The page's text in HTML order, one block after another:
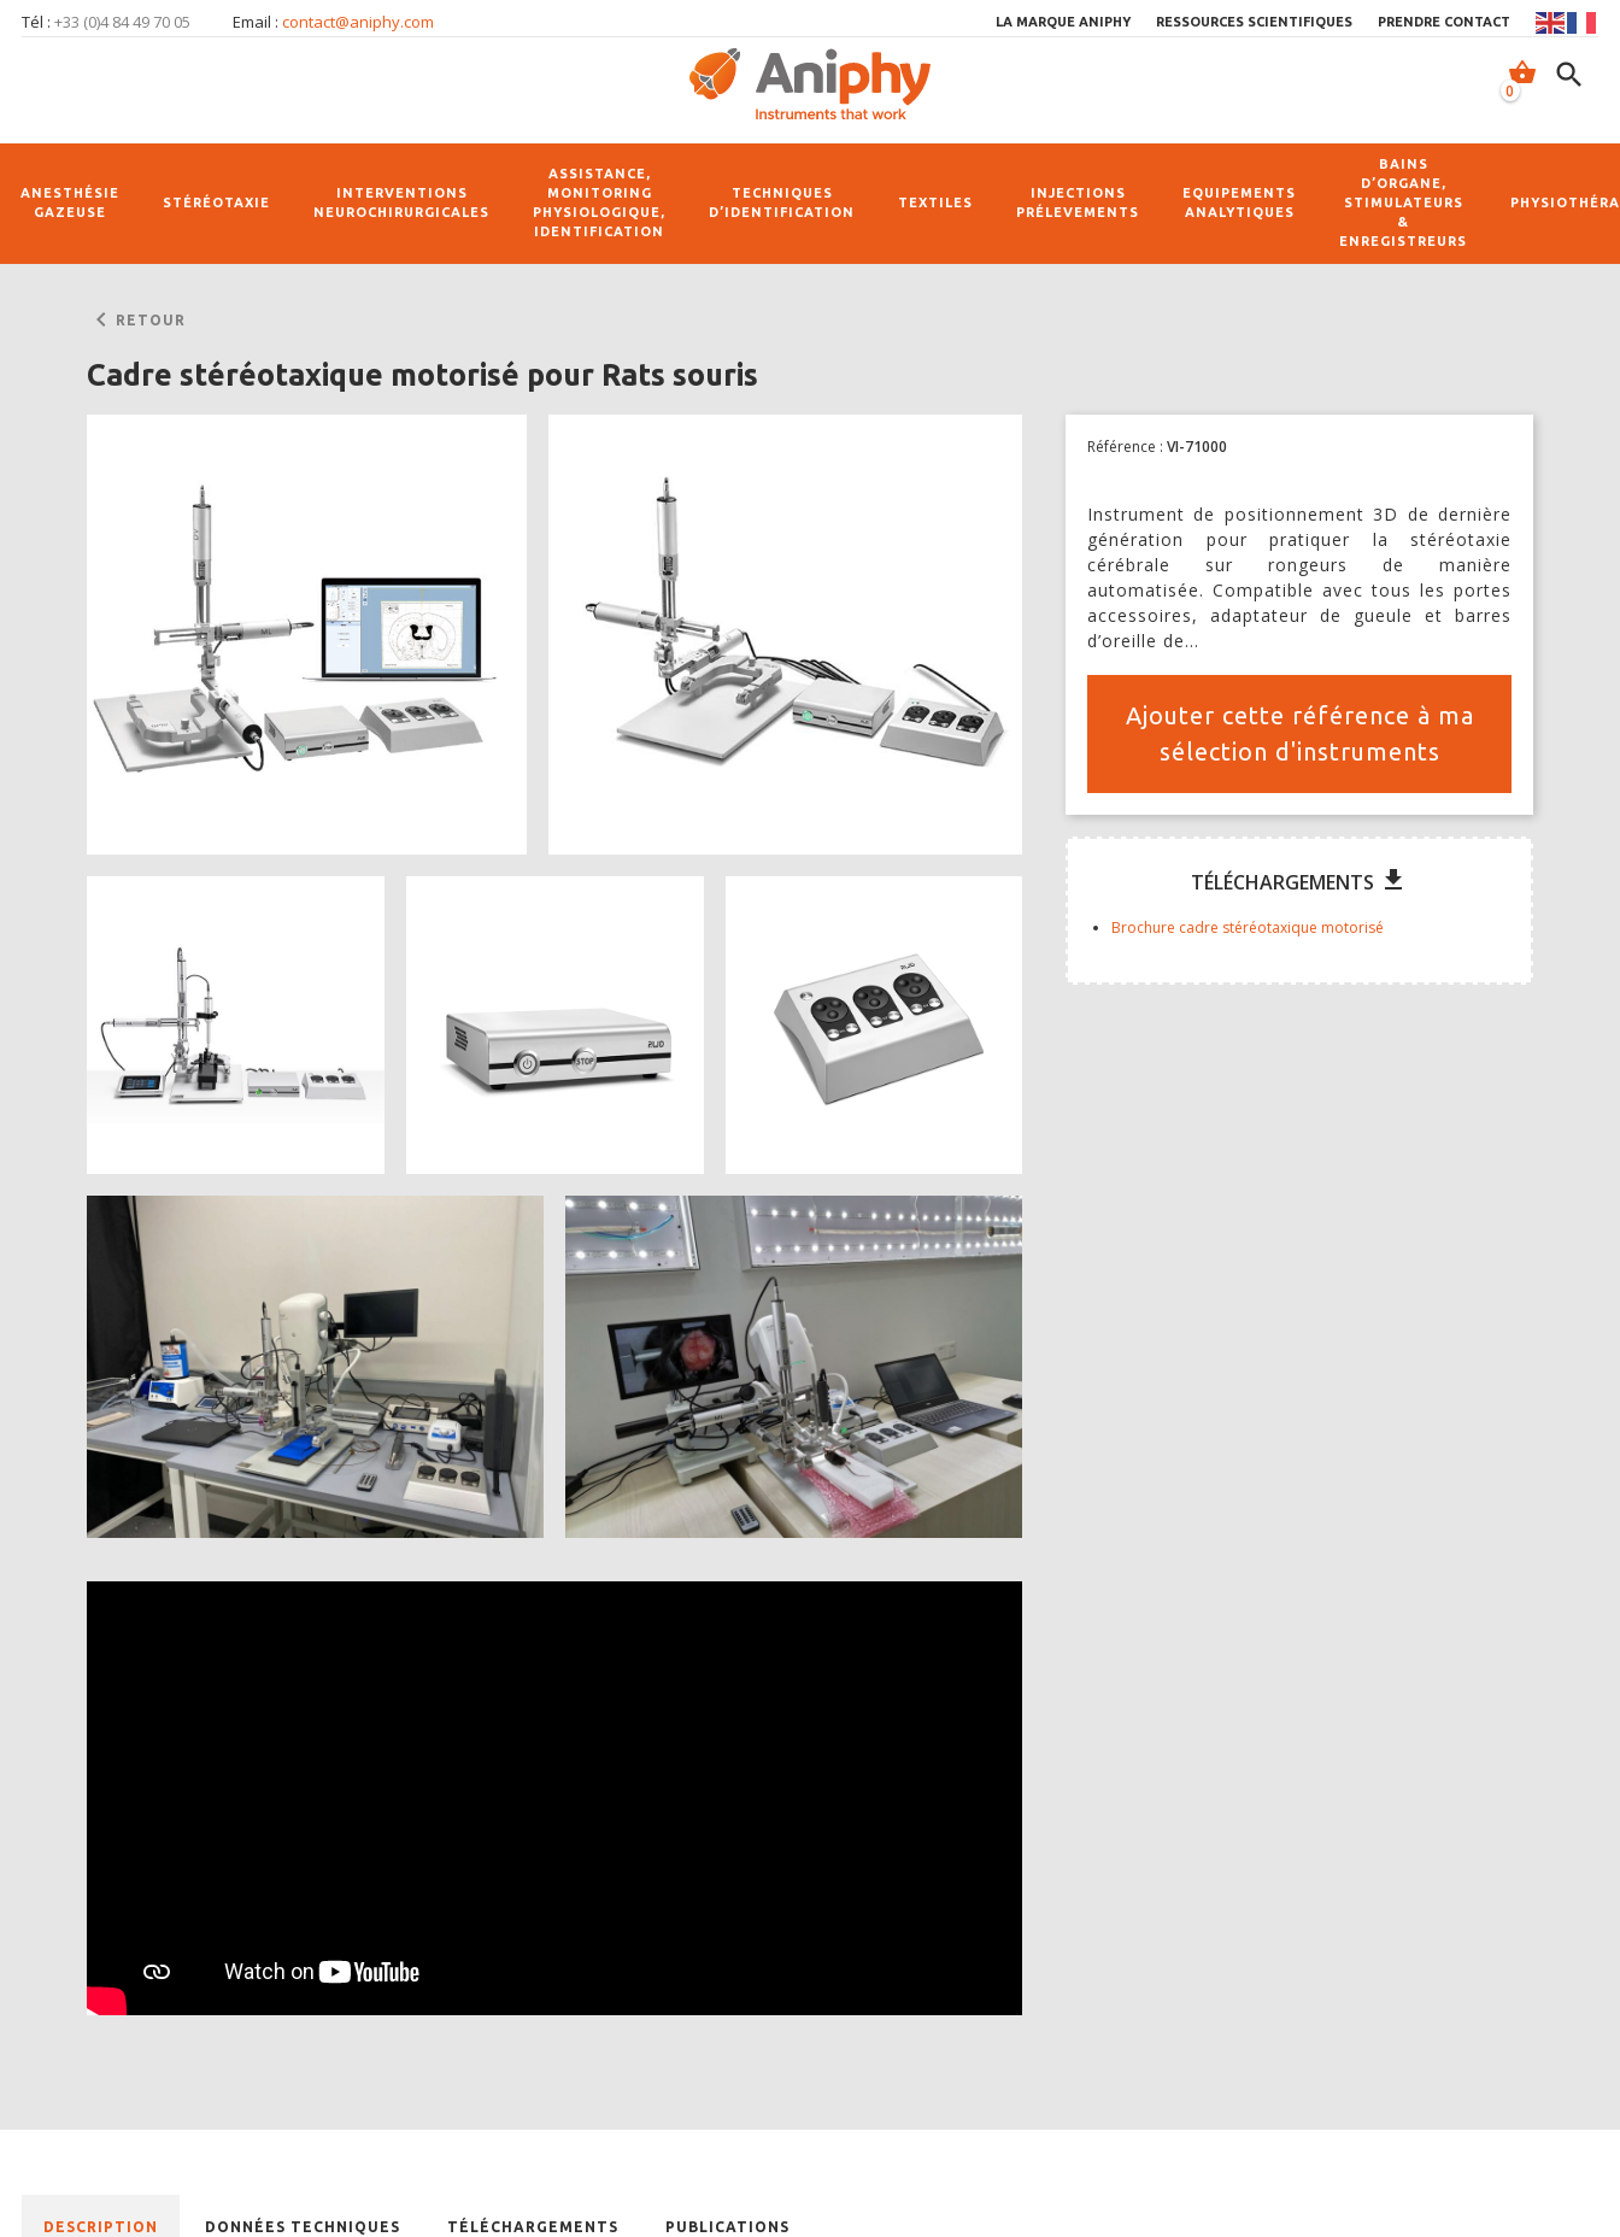
Tél : +33 (0)4 84 49 70 05 Email : contact@aniphy.com
0
shopping_basket search
LA MARQUE ANIPHY RESSOURCES SCIENTIFIQUES PRENDRE CONTACT
ANESTHÉSIE
GAZEUSE
STÉRÉOTAXIE
INTERVENTIONS
NEUROCHIRURGICALES
ASSISTANCE,
MONITORING
PHYSIOLOGIQUE,
IDENTIFICATION
TECHNIQUES
D’IDENTIFICATION
TEXTILES
INJECTIONS
PRÉLEVEMENTS
EQUIPEMENTS
ANALYTIQUES
BAINS
D’ORGANE,
STIMULATEURS
&
ENREGISTREURS
keyboard_arrow_left RETOUR
Cadre stéréotaxique motorisé pour Rats souris
Référence : VI-71000
Instrument de positionnement 3D de dernière
génération pour pratiquer la stéréotaxie
cérébrale sur rongeurs de manière
automatisée. Compatible avec tous les portes
accessoires, adaptateur de gueule et barres
d’oreille de…
Ajouter cette référence à ma
sélection d'instruments
TÉLÉCHARGEMENTS file_download
Brochure cadre stéréotaxique motorisé
DESCRIPTION DONNÉES TECHNIQUES TÉLÉCHARGEMENTS PUBLICATIONS